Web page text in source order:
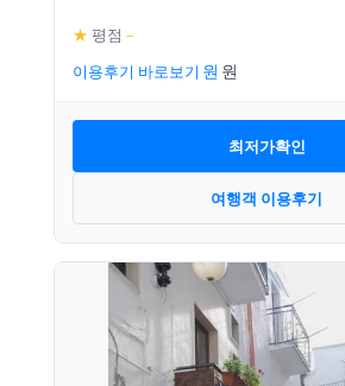
★ 평점 –
이용후기 바로보기
최저가확인
여행객 이용후기